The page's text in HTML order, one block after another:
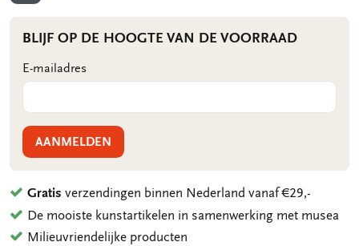
TOEVOEGEN AAN VERLANGLIJST
BLIJF OP DE HOOGTE VAN DE VOORRAAD
E-mailadres
AANMELDEN
Gratis verzendingen binnen Nederland vanaf €29,-
De mooiste kunstartikelen in samenwerking met musea
Milieuvriendelijke producten